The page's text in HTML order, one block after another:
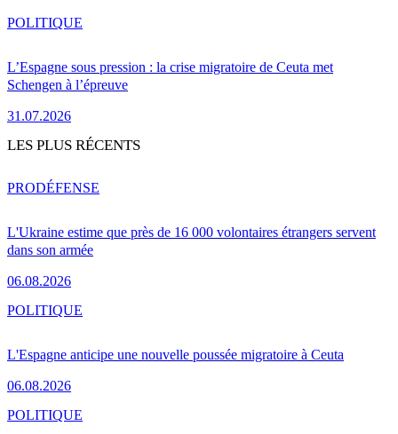
L’Espagne sous pression : la crise migratoire de Ceuta met
Schengen à l’épreuve
31.07.2026
POLITIQUE
LES PLUS RÉCENTS
L'Ukraine estime que près de 16 000 volontaires étrangers servent
dans son armée
06.08.2026
PRODÉFENSE
L'Espagne anticipe une nouvelle poussée migratoire à Ceuta
06.08.2026
POLITIQUE
POLITIQUE